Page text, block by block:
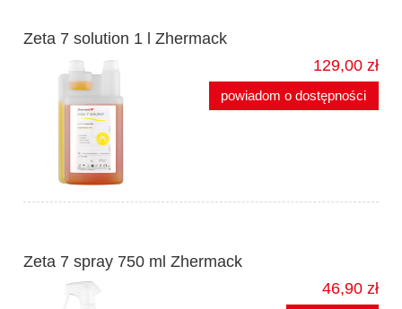
Zeta 7 solution 1 l Zhermack
129,00 zł
powiadom o dostępności
Zeta 7 spray 750 ml Zhermack
46,90 zł